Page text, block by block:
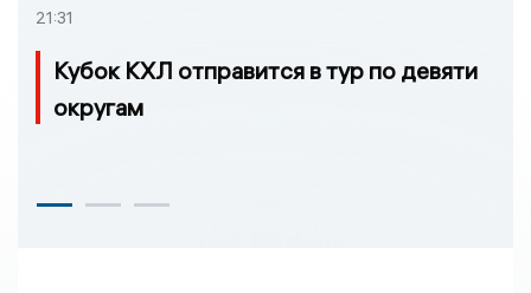
21:31
Кубок КХЛ отправится в тур по девяти
округам